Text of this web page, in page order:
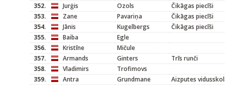
352.
Jurģis Ozols
Čikāgas piecīši
353.
Zane Pavariņa
Čikāgas piecīši
354.
Jānis Kugelbergs
Čikāgas piecīši
355.
Baiba
Egle
356.
Kristīne
Mičule
357.
Armands Ginters
Trīs runči
358.
Vladimirs
Trofimovs
359.
Antra Grundmane
Aizputes